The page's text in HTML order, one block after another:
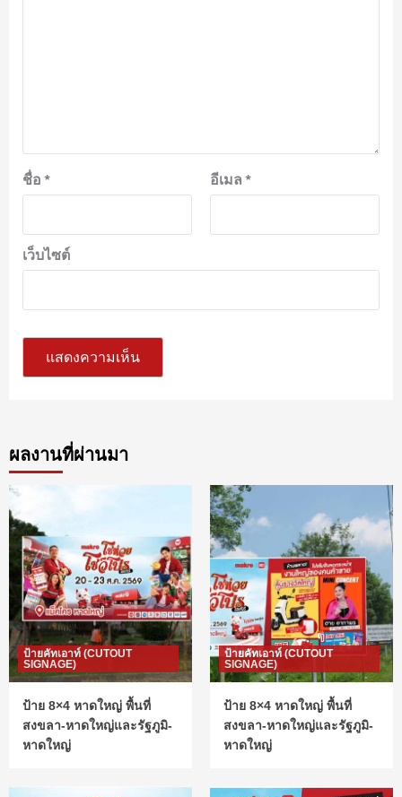
ชื่อ * อีเมล *
เว็บไซต์
ผลงานที่ผ่านมา
ป้ายคัทเอาท์ (CUTOUT
SIGNAGE)
ป้าย 8×4 หาดใหญ่ พื้นที่
สงขลา-หาดใหญ่และรัฐภูมิ-
หาดใหญ่
ป้ายคัทเอาท์ (CUTOUT
SIGNAGE)
ป้าย 8×4 หาดใหญ่ พื้นที่
สงขลา-หาดใหญ่และรัฐภูมิ-
หาดใหญ่